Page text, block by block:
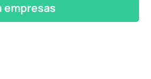
empresas